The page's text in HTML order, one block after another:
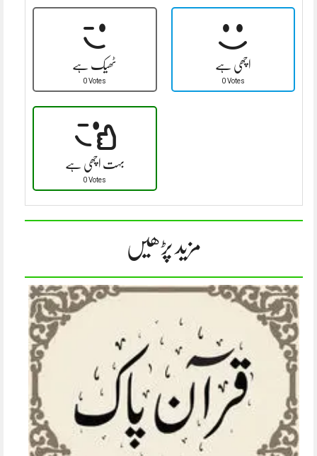
ٹھیک ہے
0 Votes
اچھی ہے
0 Votes
بہت اچھی ہے
0 Votes
مزید پڑھیں